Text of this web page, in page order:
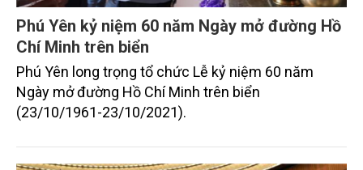
Phú Yên kỷ niệm 60 năm Ngày mở đường Hồ
Chí Minh trên biển
Phú Yên long trọng tổ chức Lễ kỷ niệm 60 năm
Ngày mở đường Hồ Chí Minh trên biển
(23/10/1961-23/10/2021).